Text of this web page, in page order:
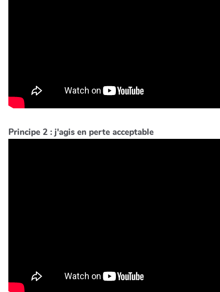
Principe 2 : j'agis en perte acceptable